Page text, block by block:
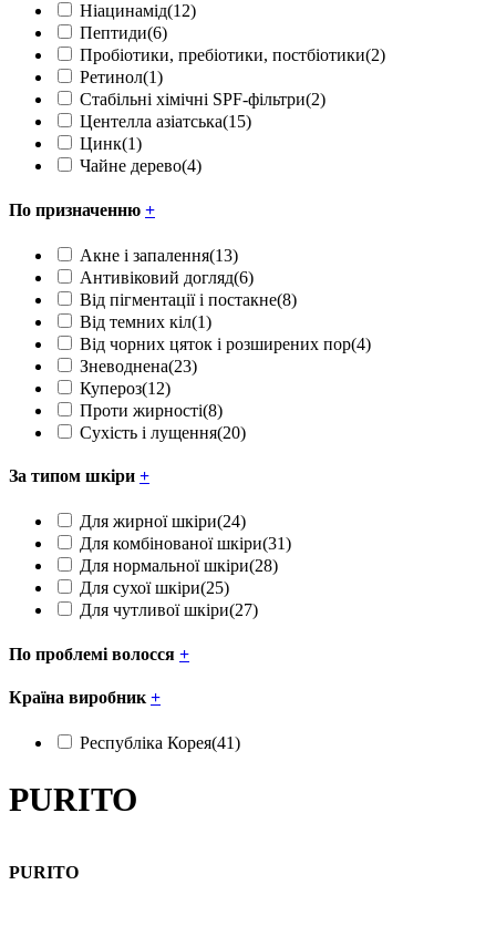
Ніацинамід(12)
Пептиди(6)
Пробіотики, пребіотики, постбіотики(2)
Ретинол(1)
Стабільні хімічні SPF-фільтри(2)
Центелла азіатська(15)
Цинк(1)
Чайне дерево(4)
По призначенню +
Акне і запалення(13)
Антивіковий догляд(6)
Від пігментації і постакне(8)
Від темних кіл(1)
Від чорних цяток і розширених пор(4)
Зневоднена(23)
Купероз(12)
Проти жирності(8)
Сухість і лущення(20)
За типом шкіри +
Для жирної шкіри(24)
Для комбінованої шкіри(31)
Для нормальної шкіри(28)
Для сухої шкіри(25)
Для чутливої шкіри(27)
По проблемі волосся +
Країна виробник +
Республіка Корея(41)
PURITO
PURITO